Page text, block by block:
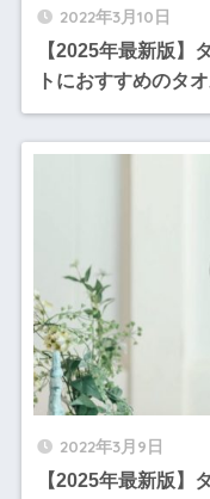
2022年3月10日
【2025年最新版】
トにおすすめのタ
2022年3月9日
【2025年最新版】